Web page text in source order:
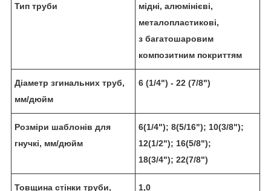
Тип труби
мідні, алюмінієві,
металопластикові,
з багатошаровим
композитним покриттям
Діаметр згинальних труб,
мм/дюйм
6 (1/4") - 22 (7/8")
Розміри шаблонів для
гнучкі, мм/дюйм
6(1/4"); 8(5/16"); 10(3/8");
12(1/2"); 16(5/8");
18(3/4"); 22(7/8")
Товщина стінки труби,
1,0